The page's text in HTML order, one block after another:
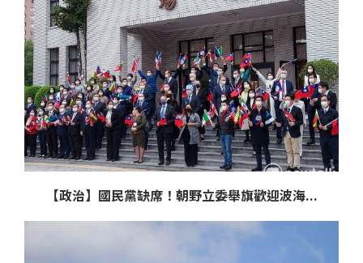
【政治】國民黨缺席！朝野立委舉旗歡迎波海...